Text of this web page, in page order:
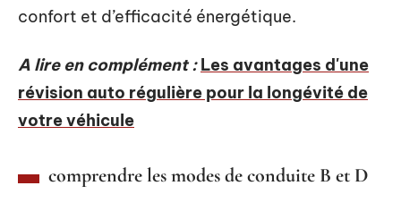
confort et d’efficacité énergétique.
A lire en complément : Les avantages d'une
révision auto régulière pour la longévité de
votre véhicule
comprendre les modes de conduite B et D